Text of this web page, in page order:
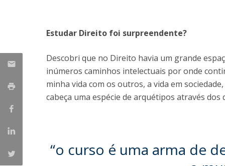
Estudar Direito foi surpreendente?
Descobri que no Direito havia um grande
inúmeros caminhos intelectuais por onde
minha vida com os outros, a vida em
cabeça uma espécie de arquétipos através
“o curso é uma arma de